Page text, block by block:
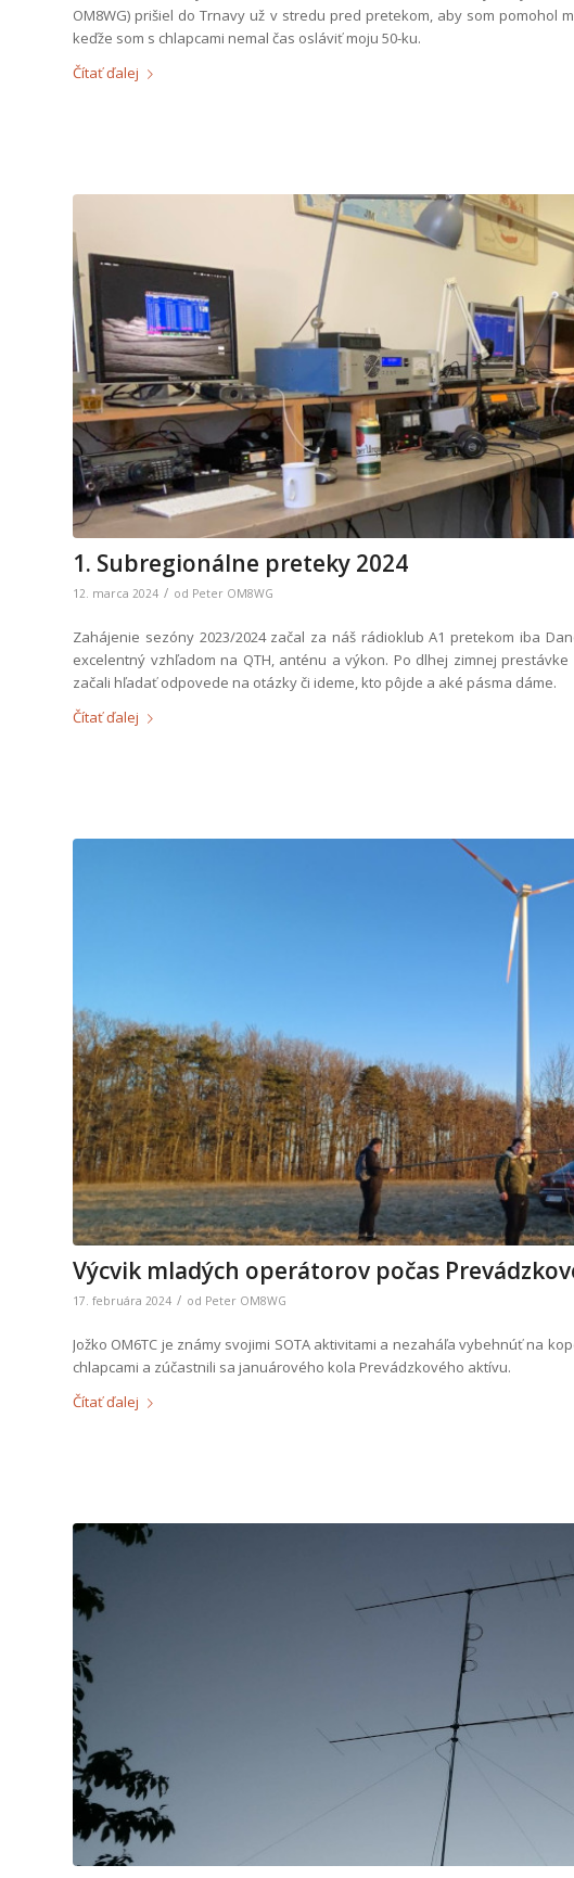
OM8WG) prišiel do Trnavy už v stredu pred pretekom, aby som
keďže som s chlapcami nemal čas osláviť moju 50-ku.
Čítať ďalej
1. Subregionálne preteky 2024
12. marca 2024 / od Peter OM8WG
Zahájenie sezóny 2023/2024 začal za náš rádioklub A1 pretekom iba
excelentný vzhľadom na QTH, anténu a výkon. Po dlhej zimnej
začali hľadať odpovede na otázky či ideme, kto pôjde a aké pásma dáme.
Čítať ďalej
Výcvik mladých operátorov počas
17. februára 2024 / od Peter OM8WG
Jožko OM6TC je známy svojimi SOTA aktivitami a nezaháľa vybehnúť na
chlapcami a zúčastnili sa januárového kola Prevádzkového aktívu.
Čítať ďalej